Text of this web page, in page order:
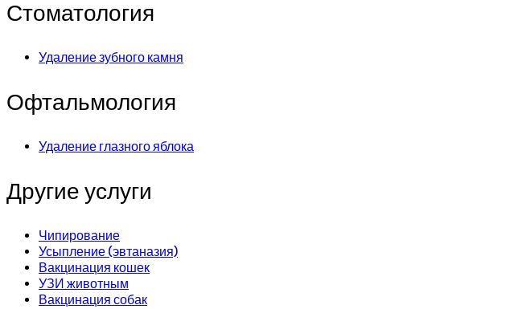
Стоматология
Удаление зубного камня
Офтальмология
Удаление глазного яблока
Другие услуги
Чипирование
Усыпление (эвтаназия)
Вакцинация кошек
УЗИ животным
Вакцинация собак